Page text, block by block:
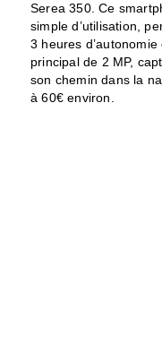
Serea 350. Ce
simple d’utilisation,
3 heures
principal de 2 MP,
son chemin dans la
à 60€ environ.